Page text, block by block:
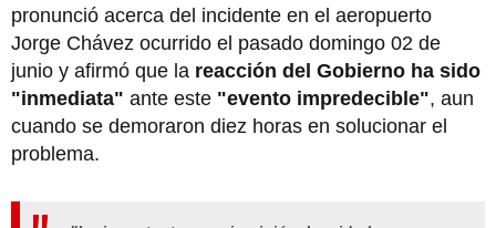
pronunció acerca del incidente en el aeropuerto
Jorge Chávez ocurrido el pasado domingo 02 de
junio y afirmó que la reacción del Gobierno ha sido
"inmediata" ante este "evento impredecible", aun
cuando se demoraron diez horas en solucionar el
problema.